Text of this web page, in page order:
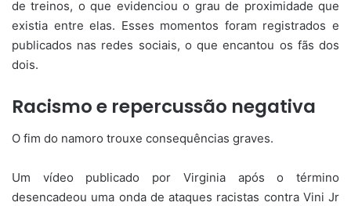
de treinos, o que evidenciou o grau de proximidade que
existia entre elas. Esses momentos foram registrados e
publicados nas redes sociais, o que encantou os fãs dos
dois.
Racismo e repercussão negativa
O fim do namoro trouxe consequências graves.
Um vídeo publicado por Virginia após o término
desencadeou uma onda de ataques racistas contra Vini Jr